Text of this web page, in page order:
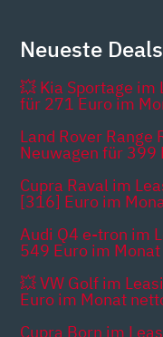
Neueste Deals
💥 Kia Sportage im
für 271 Euro im
Land Rover Range
Neuwagen für 399
Cupra Raval im
[316] Euro im
Audi Q4 e-tron im
549 Euro im
💥 VW Golf im
Euro im Monat
Cupra Born im